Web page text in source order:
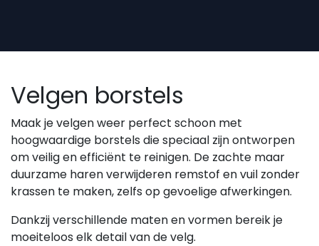
Velgen borstels
Maak je velgen weer perfect schoon met
hoogwaardige borstels die speciaal zijn ontworpen
om veilig en efficiënt te reinigen. De zachte maar
duurzame haren verwijderen remstof en vuil zonder
krassen te maken, zelfs op gevoelige afwerkingen.
Dankzij verschillende maten en vormen bereik je
moeiteloos elk detail van de velg.